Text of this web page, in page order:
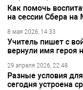
Как помочь
на сессии Сбера
8 мая 2026, 14:33
Учитель пишет с
вернули имя героя
29 апреля 2026, 22:48
Разные условия
сегодня устроена